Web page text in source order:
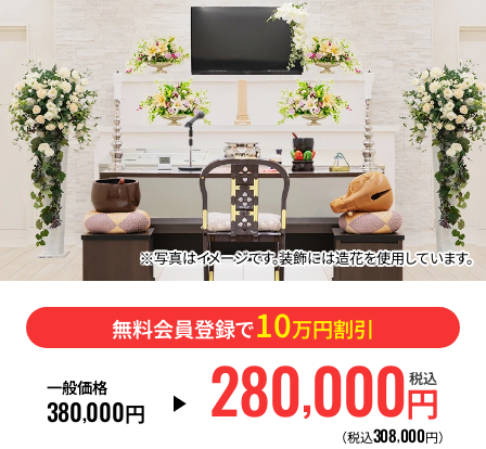
※写真はイメージです。装飾には造花を使用しています。
無料会員登録で10万円割引
一般価格
380,000円 280,000円
税込
（税込308,000円）